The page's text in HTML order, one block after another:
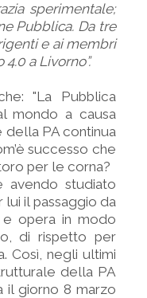
sperimentale;
Pubblica. Da tre
e ai membri
a Livorno”.
"La Pubblica
mondo a causa
della PA continua
successo che
per le corna?
avendo studiato
il passaggio da
e opera in modo
di rispetto per
Così, negli ultimi
della PA
il giorno 8 marzo